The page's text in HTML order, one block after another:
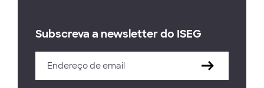
Subscreva a newsletter do ISEG